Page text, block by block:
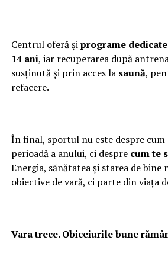
Centrul oferă șiprograme
14 ani, iar recuperarea după
susținută și prin acces la saună,
refacere.
În final, sportul nu este despre
perioadă a anului, ci despre cum te
Energia, sănătatea și starea de bine
obiective de vară, ci parte din viața
Vara trece. Obiceiurile bune